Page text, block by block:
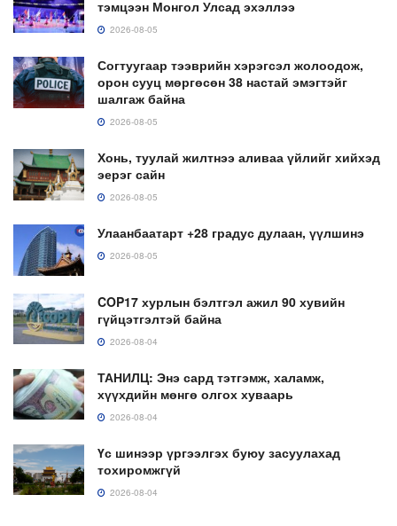
тэмцээн Монгол Улсад эхэллээ
2026-08-05
Согтуугаар тээврийн хэрэгсэл жолоодож,
орон сууц мөргөсөн 38 настай эмэгтэйг
шалгаж байна
2026-08-05
Хонь, туулай жилтнээ аливаа үйлийг хийхэд
эерэг сайн
2026-08-05
Улаанбаатарт +28 градус дулаан, үүлшинэ
2026-08-05
COP17 хурлын бэлтгэл ажил 90 хувийн
гүйцэтгэлтэй байна
2026-08-04
ТАНИЛЦ: Энэ сард тэтгэмж, халамж,
хүүхдийн мөнгө олгох хуваарь
2026-08-04
Үс шинээр үргээлгэх буюу засуулахад
тохиромжгүй
2026-08-04